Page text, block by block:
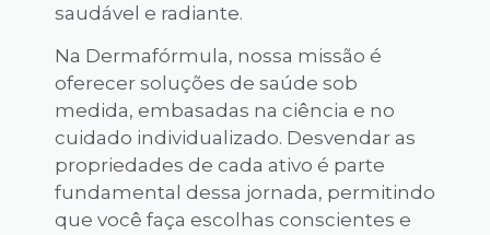
saudável e radiante.
Na Dermafórmula, nossa missão é
oferecer soluções de saúde sob
medida, embasadas na ciência e no
cuidado individualizado. Desvendar as
propriedades de cada ativo é parte
fundamental dessa jornada, permitindo
que você faça escolhas conscientes e